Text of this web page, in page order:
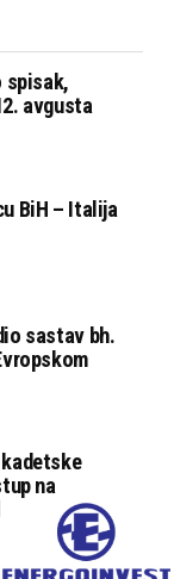
spisak,
avgusta
BiH – Italija
sastav bh.
na